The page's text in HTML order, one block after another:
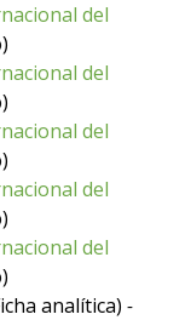
del
del
del
del
del
analítica) -